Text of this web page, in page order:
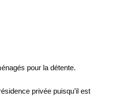
pour la détente.
privée puisqu’il est